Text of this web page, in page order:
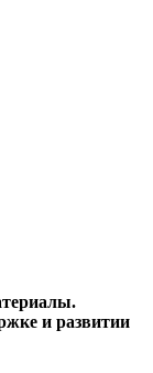
и развитии